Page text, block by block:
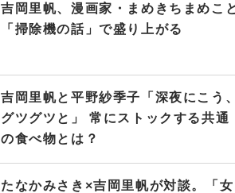
吉岡里帆、漫画家・まめきちまめこ
「掃除機の話」で盛り上がる
吉岡里帆と平野紗季子「深夜にこう
グツグツと」 常にストックする共通
の食べ物とは？
たなかみさき×吉岡里帆が対談。「女